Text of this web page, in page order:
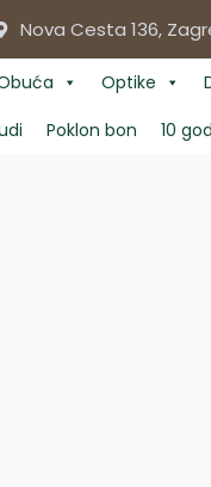
Nova Cesta 136,
Optike
Poklon bon 10